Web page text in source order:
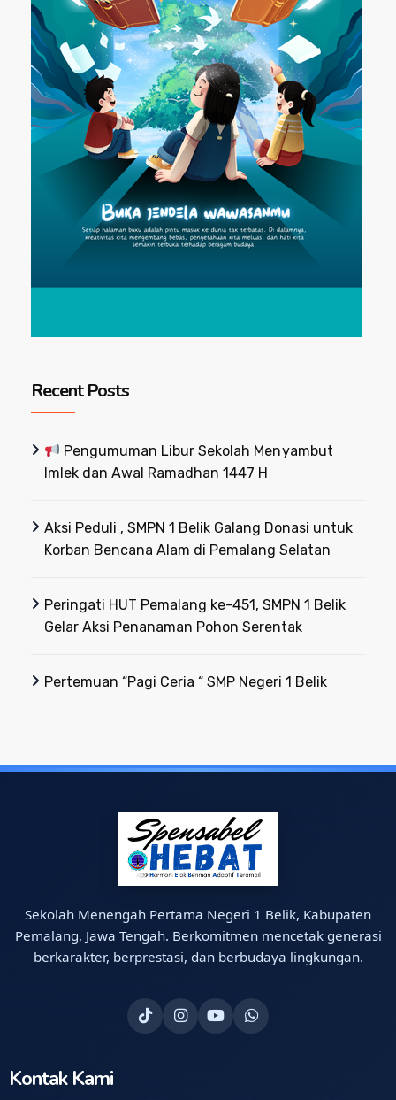
Recent Posts
Pengumuman Libur Sekolah Menyambut
Imlek dan Awal Ramadhan 1447 H
Aksi Peduli , SMPN 1 Belik Galang Donasi untuk
Korban Bencana Alam di Pemalang Selatan
Peringati HUT Pemalang ke-451, SMPN 1 Belik
Gelar Aksi Penanaman Pohon Serentak
Pertemuan “Pagi Ceria “ SMP Negeri 1 Belik
Sekolah Menengah Pertama Negeri 1 Belik, Kabupaten
Pemalang, Jawa Tengah. Berkomitmen mencetak generasi
berkarakter, berprestasi, dan berbudaya lingkungan.
Kontak Kami